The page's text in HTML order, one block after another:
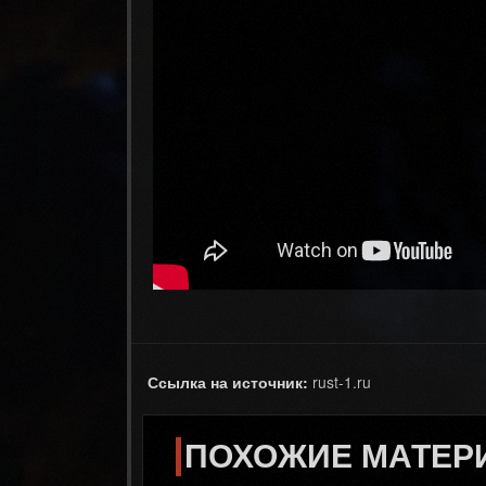
Ссылка на источник: rust-1.ru
ПОХОЖИЕ